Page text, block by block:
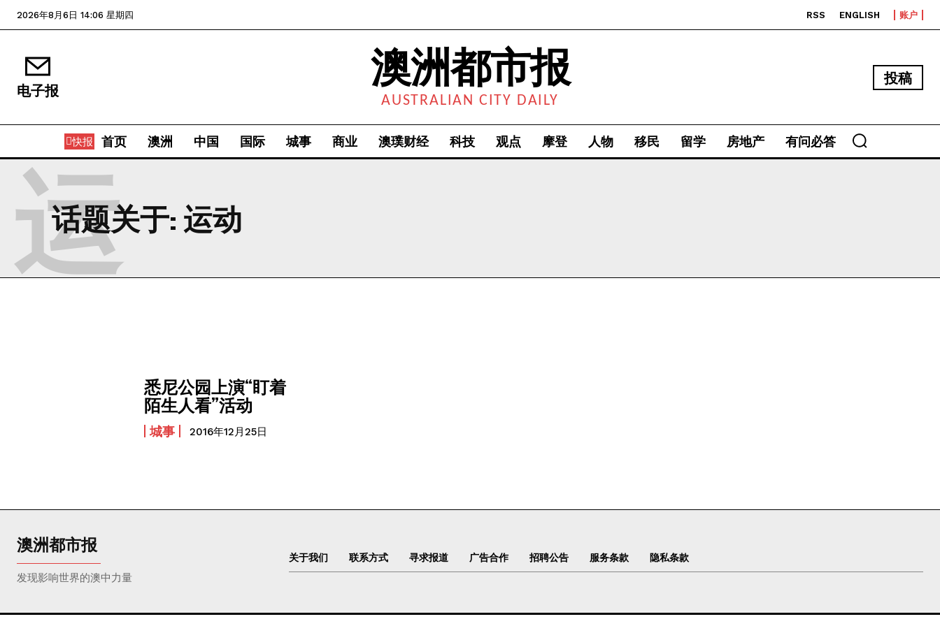
2026年8月6日 14:06 星期四 RSS ENGLISH 账户
电子报 澳洲都市报
AUSTRALIAN CITY DAILY
投稿
快报 首页 澳洲 中国 国际 城事 商业 澳璞财经 科技 观点 摩登 人物 移民 留学 房地产 有问必答
话题关于: 运动
运
悉尼公园上演“盯着
陌生人看”活动
城事 2016年12月25日
澳洲都市报
发现影响世界的澳中力量
关于我们 联系方式 寻求报道 广告合作 招聘公告 服务条款 隐私条款